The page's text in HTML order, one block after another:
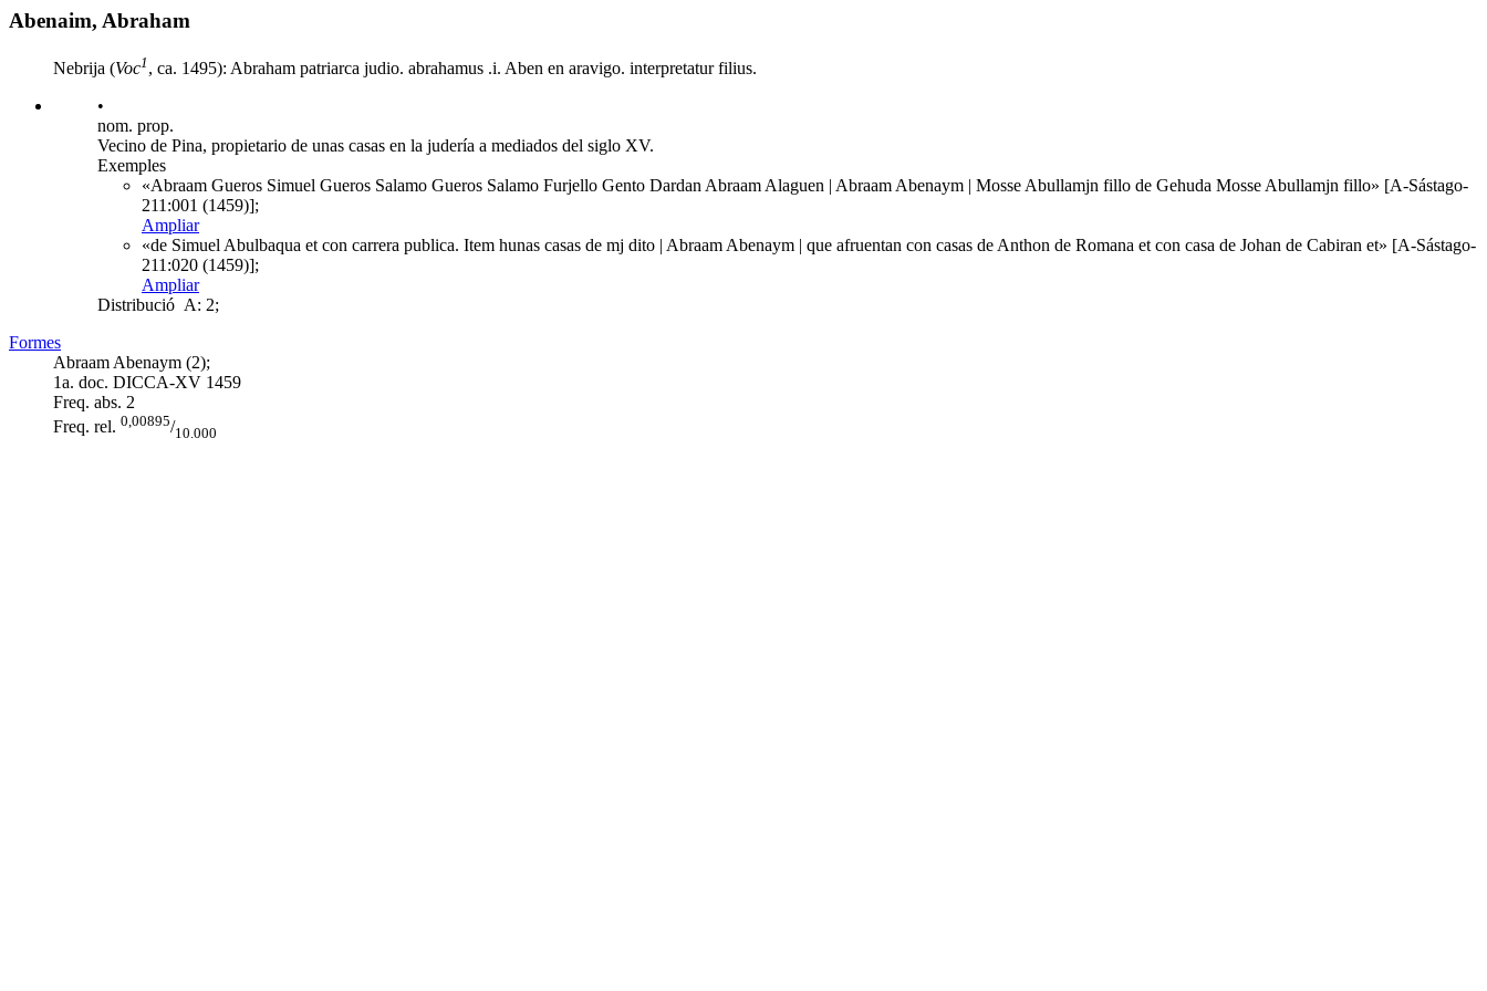
Abenaim, Abraham
Nebrija (Voc1 , ca. 1495): Abraham patriarca judio. abrahamus .i. Aben en aravigo. interpretatur filius.
•
nom. prop.
Vecino de Pina, propietario de unas casas en la judería a mediados del siglo XV.
Exemples
«Abraam Gueros Simuel Gueros Salamo Gueros Salamo Furjello Gento Dardan Abraam Alaguen | Abraam Abenaym | Mosse Abullamjn fillo de Gehuda Mosse Abullamjn fillo» [A-Sástago-
211:001 (1459)];
Ampliar
«de Simuel Abulbaqua et con carrera publica. Item hunas casas de mj dito | Abraam Abenaym | que afruentan con casas de Anthon de Romana et con casa de Johan de Cabiran et» [A-Sástago-
211:020 (1459)];
Ampliar
Distribució A: 2;
Formes
Abraam Abenaym (2);
1a. doc. DICCA-XV 1459
Freq. abs. 2
Freq. rel. 0,00895/10.000